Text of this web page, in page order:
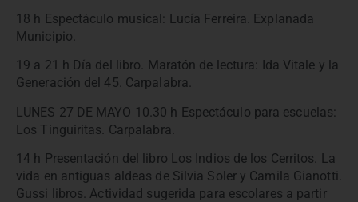
18 h Espectáculo musical: Lucía Ferreira. Explanada
Municipio.
19 a 21 h Día del libro. Maratón de lectura: Ida Vitale y la
Generación del 45. Carpalabra.
LUNES 27 DE MAYO 10.30 h Espectáculo para escuelas:
Los Tinguiritas. Carpalabra.
14 h Presentación del libro Los Indios de los Cerritos. La
vida en antiguas aldeas de Silvia Soler y Camila Gianotti.
Gussi libros. Actividad sugerida para escolares a partir